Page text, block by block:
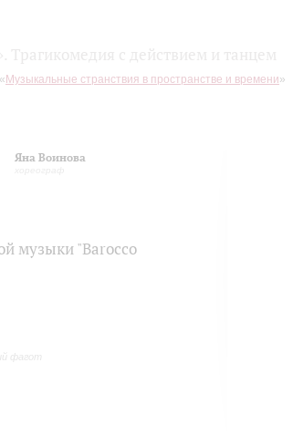
Музыкальные странствия в пространстве и времени»
Яна Воинова
музыки "Barocco
фагот